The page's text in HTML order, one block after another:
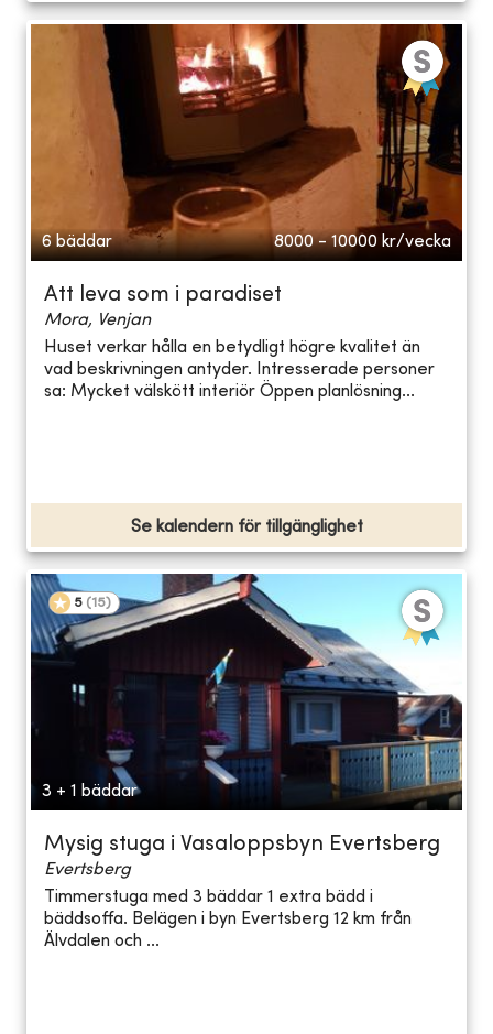
6 bäddar 8000 - 10000 kr/vecka
Att leva som i paradiset
Mora, Venjan
Huset verkar hålla en betydligt högre kvalitet än
vad beskrivningen antyder. Intresserade personer
sa: Mycket välskött interiör Öppen planlösning...
Se kalendern för tillgänglighet
5 (15)
3 + 1 bäddar
Mysig stuga i Vasaloppsbyn Evertsberg
Evertsberg
Timmerstuga med 3 bäddar 1 extra bädd i
bäddsoffa. Belägen i byn Evertsberg 12 km från
Älvdalen och ...